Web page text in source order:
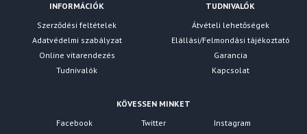
INFORMÁCIÓK
Szerződési feltételek
Adatvédelmi szabályzat
Online vitarendezés
Tudnivalók
TUDNIVALÓK
Átvételi lehetőségek
Elállási/Felmondási tájékoztató
Garancia
Kapcsolat
KÖVESSEN MINKET
Facebook
Twitter Instagram